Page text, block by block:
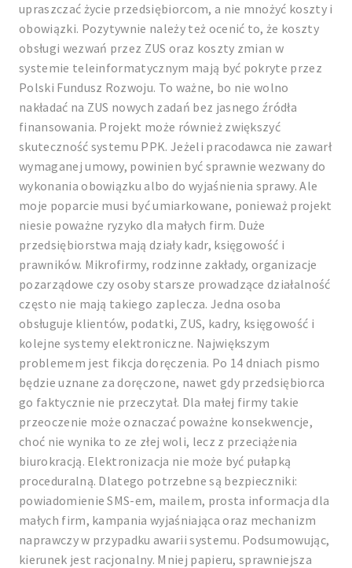
upraszczać życie przedsiębiorcom, a nie mnożyć koszty i
obowiązki. Pozytywnie należy też ocenić to, że koszty
obsługi wezwań przez ZUS oraz koszty zmian w
systemie teleinformatycznym mają być pokryte przez
Polski Fundusz Rozwoju. To ważne, bo nie wolno
nakładać na ZUS nowych zadań bez jasnego źródła
finansowania. Projekt może również zwiększyć
skuteczność systemu PPK. Jeżeli pracodawca nie zawarł
wymaganej umowy, powinien być sprawnie wezwany do
wykonania obowiązku albo do wyjaśnienia sprawy. Ale
moje poparcie musi być umiarkowane, ponieważ projekt
niesie poważne ryzyko dla małych firm. Duże
przedsiębiorstwa mają działy kadr, księgowość i
prawników. Mikrofirmy, rodzinne zakłady, organizacje
pozarządowe czy osoby starsze prowadzące działalność
często nie mają takiego zaplecza. Jedna osoba
obsługuje klientów, podatki, ZUS, kadry, księgowość i
kolejne systemy elektroniczne. Największym
problemem jest fikcja doręczenia. Po 14 dniach pismo
będzie uznane za doręczone, nawet gdy przedsiębiorca
go faktycznie nie przeczytał. Dla małej firmy takie
przeoczenie może oznaczać poważne konsekwencje,
choć nie wynika to ze złej woli, lecz z przeciążenia
biurokracją. Elektronizacja nie może być pułapką
proceduralną. Dlatego potrzebne są bezpieczniki:
powiadomienie SMS-em, mailem, prosta informacja dla
małych firm, kampania wyjaśniająca oraz mechanizm
naprawczy w przypadku awarii systemu. Podsumowując,
kierunek jest racjonalny. Mniej papieru, sprawniejsza